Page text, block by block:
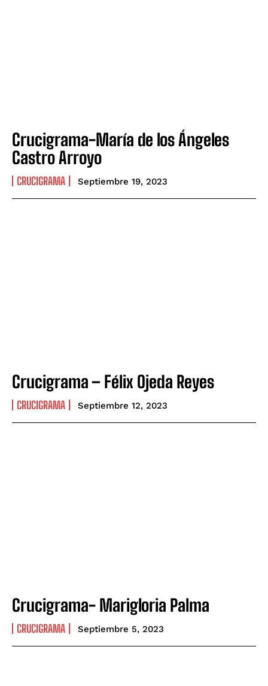
Crucigrama-María de los Ángeles
Castro Arroyo
CRUCIGRAMA Septiembre 19, 2023
Crucigrama – Félix Ojeda Reyes
CRUCIGRAMA Septiembre 12, 2023
Crucigrama- Marigloria Palma
CRUCIGRAMA Septiembre 5, 2023